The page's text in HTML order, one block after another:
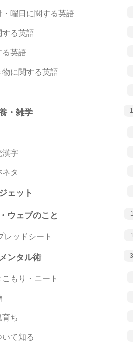
・曜日に関する英語
する英語
る英語
物に関する英語
・雑学
漢字
タ
ェット
ウェブのこと
レッドシート
ンタル術
もり・ニート
育ち
いて知る